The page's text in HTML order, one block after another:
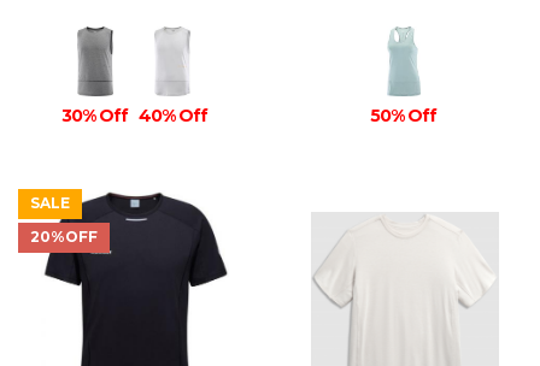
30% Off 40% Off 50% Off
SALE
20%OFF